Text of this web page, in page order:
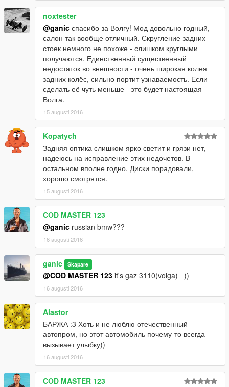
noxtester
@ganic спасибо за Волгу! Мод довольно годный,
салон так вообще отличный. Скругление задних
стоек немного не похоже - слишком круглыми
получаются. Единственный существенный
недостаток во внешности - очень широкая колея
задних колёс, сильно портит узнаваемость. Если
сделать её чуть меньше - это будет настоящая
Волга.
15 augusti 2016
Kopatych
Задняя оптика слишком ярко светит и грязи нет,
надеюсь на исправление этих недочетов. В
остальном вполне годно. Диски порадовали,
хорошо смотрятся.
15 augusti 2016
COD MASTER 123
@ganic russian bmw???
16 augusti 2016
ganic Skapare
@COD MASTER 123 it's gaz 3110(volga) =))
16 augusti 2016
Alastor
БАРЖА :3 Хоть и не люблю отечественный
автопром, но этот автомобиль почему-то всегда
вызывает улыбку))
16 augusti 2016
COD MASTER 123